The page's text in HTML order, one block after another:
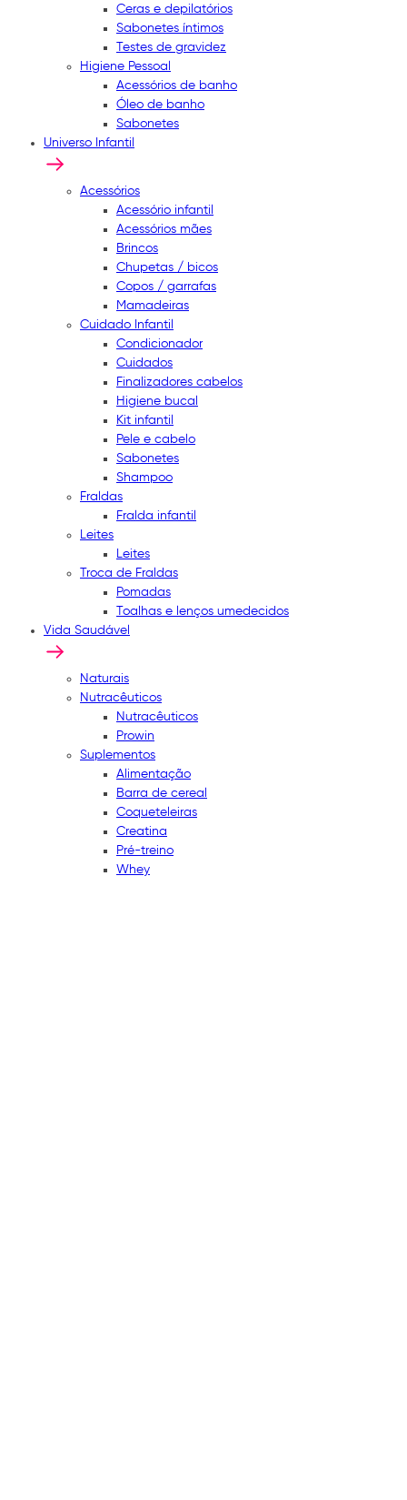
Ceras e depilatórios
Sabonetes íntimos
Testes de gravidez
Higiene Pessoal
Acessórios de banho
Óleo de banho
Sabonetes
Universo Infantil
Acessórios
Acessório infantil
Acessórios mães
Brincos
Chupetas / bicos
Copos / garrafas
Mamadeiras
Cuidado Infantil
Condicionador
Cuidados
Finalizadores cabelos
Higiene bucal
Kit infantil
Pele e cabelo
Sabonetes
Shampoo
Fraldas
Fralda infantil
Leites
Leites
Troca de Fraldas
Pomadas
Toalhas e lenços umedecidos
Vida Saudável
Naturais
Nutracêuticos
Nutracêuticos
Prowin
Suplementos
Alimentação
Barra de cereal
Coqueteleiras
Creatina
Pré-treino
Whey